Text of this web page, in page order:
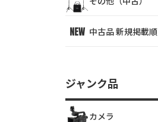
中古品 新規掲載順
ジャンク品
カメラ